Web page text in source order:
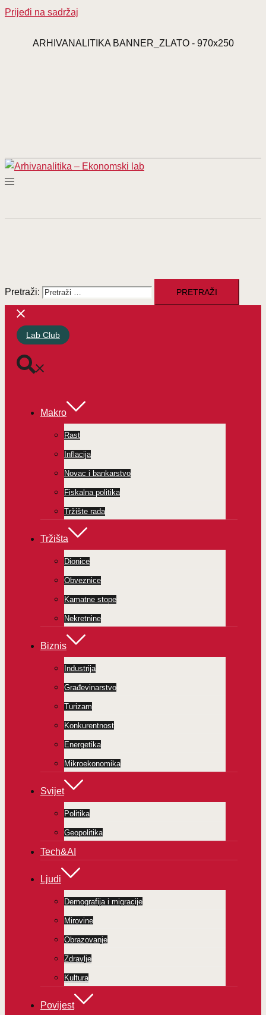
Prijeđi na sadržaj
ARHIVANALITIKA BANNER_ZLATO - 970x250
Pretraži:
Lab Club
Makro
Rast
Inflacija
Novac i bankarstvo
Fiskalna politika
Tržište rada
Tržišta
Dionice
Obveznice
Kamatne stope
Nekretnine
Biznis
Industrija
Građevinarstvo
Turizam
Konkurentnost
Energetika
Mikroekonomika
Svijet
Politika
Geopolitika
Tech&AI
Ljudi
Demografija i migracije
Mirovine
Obrazovanje
Zdravlje
Kultura
Povijest